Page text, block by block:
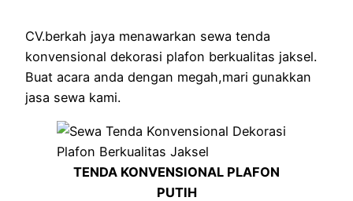
CV.berkah jaya menawarkan sewa tenda
konvensional dekorasi plafon berkualitas jaksel.
Buat acara anda dengan megah,mari gunakkan
jasa sewa kami.
TENDA KONVENSIONAL PLAFON
PUTIH